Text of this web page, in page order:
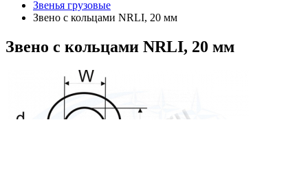
Звенья грузовые
Звено с кольцами NRLI, 20 мм
Звено с кольцами NRLI, 20 мм